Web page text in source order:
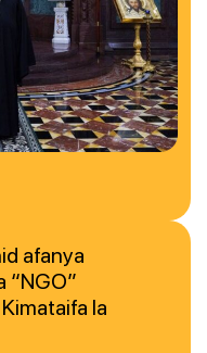
afanya
“NGO”
la